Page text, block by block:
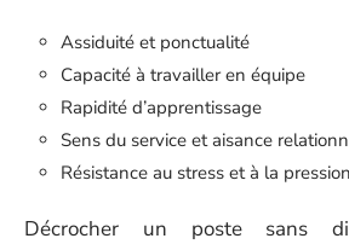
Assiduité et ponctualité
Capacité à travailler en équipe
Rapidité d’apprentissage
Sens du service et aisance
Résistance au stress et à la pression
Décrocher un poste sans